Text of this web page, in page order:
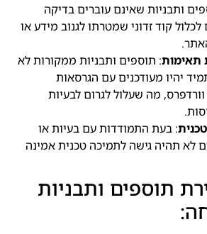
ותבניות שאינם עוברים בדיקה
לכלול קוד זדוני שמטרתו לגנוב מידע או
תאימות: תוספים ותבניות ממקורות לא
יהיו מעודכנים עם הגרסאות
מה שעלול לגרום לבעיות
: בעת התמודדות עם בעיות או
לא תהיה גישה לתמיכה טכנית אמינה
תוספים ותבניות